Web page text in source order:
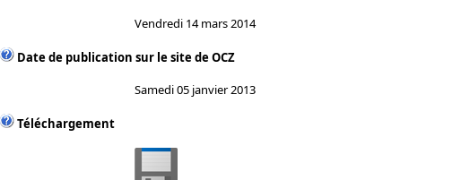
Vendredi 14 mars 2014
Date de publication sur le site de OCZ
Samedi 05 janvier 2013
Téléchargement